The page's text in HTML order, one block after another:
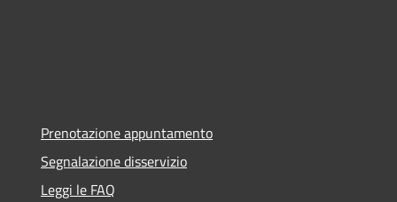
Prenotazione appuntamento
Segnalazione disservizio
Leggi le FAQ